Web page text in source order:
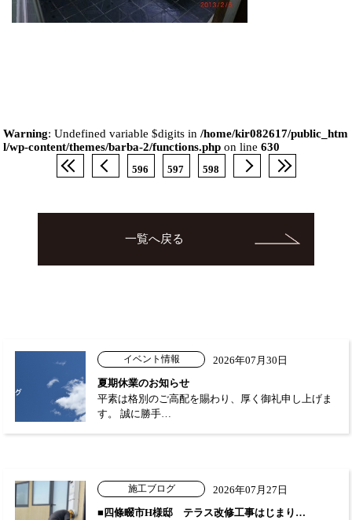
Warning: Undefined variable $digits in/home/kir082617/public_htm
l/wp-content/themes/barba-2/functions.php on line630
596 597 598
一覧へ戻る
イベント情報
2026年07月30日
夏期休業のお知らせ
平素は格別のご高配を賜わり、厚く御礼申し上げま
す。 誠に勝手…
施工ブログ
2026年07月27日
■四條畷市H様邸 テラス改修工事はじまり…